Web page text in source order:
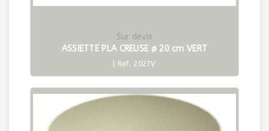
Sur devis
ASSIETTE PLA CREUSE ø 20 cm VERT
| Ref. 2027V